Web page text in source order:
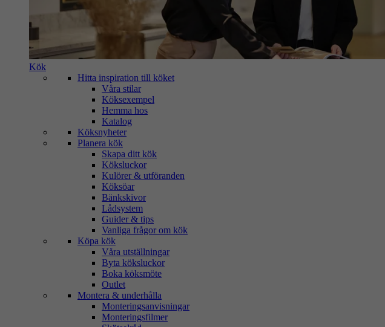
Kök
Hitta inspiration till köket
Våra stilar
Köksexempel
Hemma hos
Katalog
Köksnyheter
Planera kök
Skapa ditt kök
Köksluckor
Kulörer & utföranden
Köksöar
Bänkskivor
Lådsystem
Guider & tips
Vanliga frågor om kök
Köpa kök
Våra utställningar
Byta köksluckor
Boka köksmöte
Outlet
Montera & underhålla
Monteringsanvisningar
Monteringsfilmer